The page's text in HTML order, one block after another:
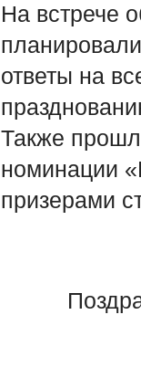
На встрече
ответы на
Также
номинации
призерами